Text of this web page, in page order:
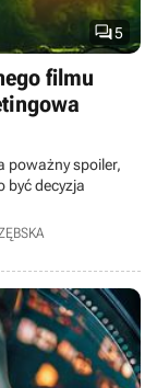
5
filmu
poważny spoiler,
być decyzja